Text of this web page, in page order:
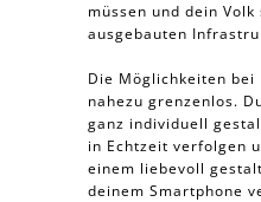
müssen und dein
ausgebauten
Die Möglichkeiten bei
nahezu grenzenlos.
ganz individuell
in Echtzeit verfolgen
einem liebevoll
deinem Smartphone